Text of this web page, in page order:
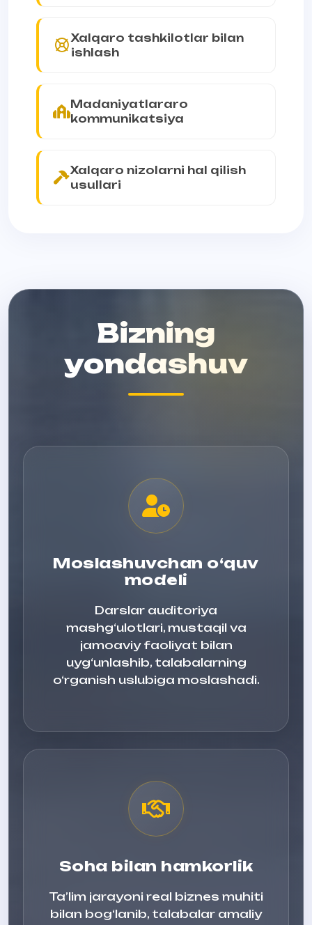
Xalqaro tashkilotlar bilan
ishlash
Madaniyatlararo
kommunikatsiya
Xalqaro nizolarni hal qilish
usullari
Bizning
yondashuv
Moslashuvchan o‘quv
modeli
Darslar auditoriya
mashg‘ulotlari, mustaqil va
jamoaviy faoliyat bilan
uyg‘unlashib, talabalarning
o‘rganish uslubiga moslashadi.
Soha bilan hamkorlik
Ta’lim jarayoni real biznes muhiti
bilan bog‘lanib, talabalar amaliy